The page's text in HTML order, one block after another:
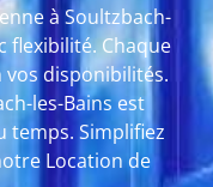
à Soultzbach-
flexibilité. Chaque
disponibilités.
les-Bains est
temps. Simplifiez
Location de